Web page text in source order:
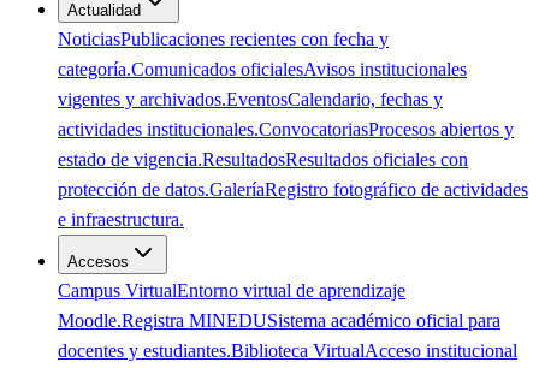
Actualidad
NoticiasPublicaciones recientes con fecha y
categoría.Comunicados oficialesAvisos institucionales
vigentes y archivados.EventosCalendario, fechas y
actividades institucionales.ConvocatoriasProcesos abiertos y
estado de vigencia.ResultadosResultados oficiales con
protección de datos.GaleríaRegistro fotográfico de actividades
e infraestructura.
Accesos
Campus VirtualEntorno virtual de aprendizaje
Moodle.Registra MINEDUSistema académico oficial para
docentes y estudiantes.Biblioteca VirtualAcceso institucional